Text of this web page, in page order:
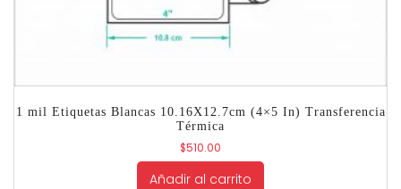
1 mil Etiquetas Blancas 10.16X12.7cm (4×5 In) Transferencia
Térmica
$510.00
Añadir al carrito